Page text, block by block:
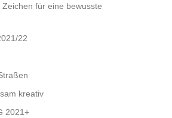
für eine bewusste
22
kreativ
2021+